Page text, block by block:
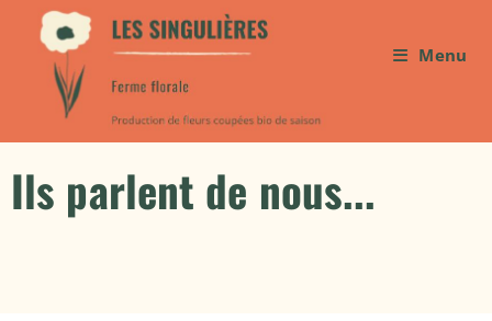
Menu
Ils parlent de nous...